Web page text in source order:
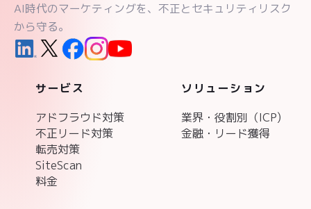
AI時代のマーケティングを、不正とセキュリティリスク
から守る。
サービス
アドフラウド対策
不正リード対策
転売対策
SiteScan
料金
ソリューション
業界・役割別（ICP)
金融・リード獲得